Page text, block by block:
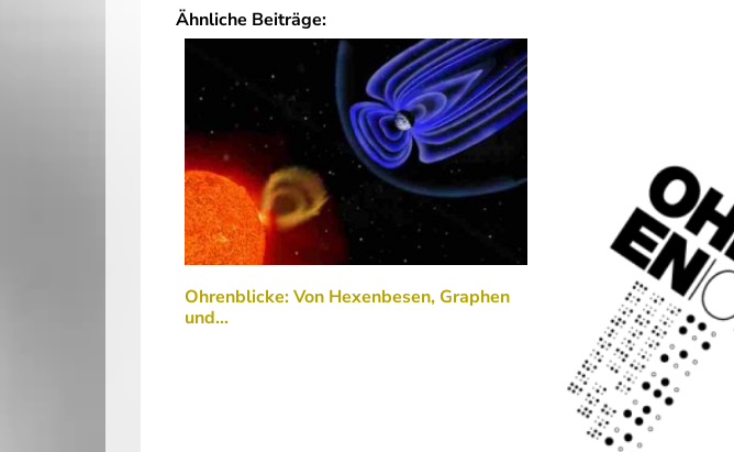
Ähnliche Beiträge:
Ohrenblicke: Von Hexenbesen, Graphen
und…